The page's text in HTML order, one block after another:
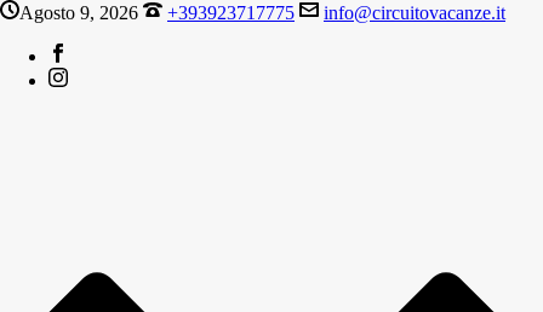
Agosto 9, 2026 +393923717775 info@circuitovacanze.it